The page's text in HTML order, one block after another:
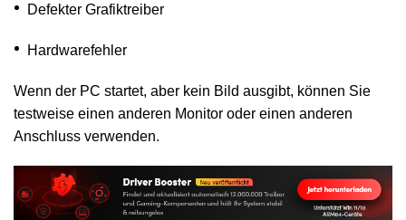
Defekter Grafiktreiber
Hardwarefehler
Wenn der PC startet, aber kein Bild ausgibt, können Sie
testweise einen anderen Monitor oder einen anderen
Anschluss verwenden.